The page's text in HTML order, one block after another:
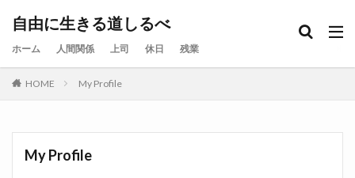
自由に生きる道しるべ
ホーム 人間関係 上司 休日 残業
HOME My Profile
My Profile